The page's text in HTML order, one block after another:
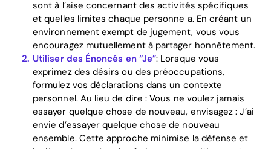
sont à l’aise concernant des activités spécifiques
et quelles limites chaque personne a. En créant un
environnement exempt de jugement, vous vous
encouragez mutuellement à partager honnêtement.
Utiliser des Énoncés en “Je”: Lorsque vous
exprimez des désirs ou des préoccupations,
formulez vos déclarations dans un contexte
personnel. Au lieu de dire : Vous ne voulez jamais
essayer quelque chose de nouveau, envisagez : J’ai
envie d’essayer quelque chose de nouveau
ensemble. Cette approche minimise la défense et